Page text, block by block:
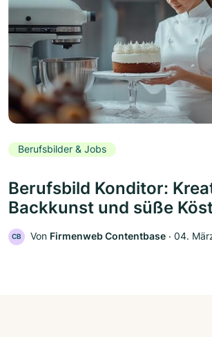
Berufsbilder & Jobs
Berufsbild Konditor:
Backkunst und süße
CB Von Firmenweb Contentbase ‧ 04.